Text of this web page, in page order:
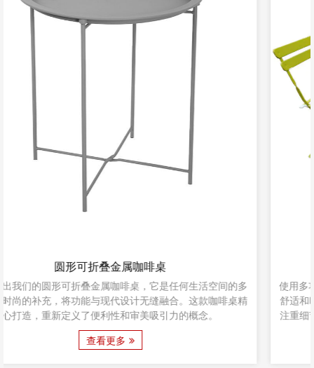
户外折叠圆桌椅套装
使用多功能户外折叠圆桌椅套装提升您的户外体验 欢迎来到户外
舒适和时尚的缩影——户外折叠圆桌椅套装。该套装精心制作，
注重细节，旨在以其多功能性和审美吸引力增强您的户外空间。